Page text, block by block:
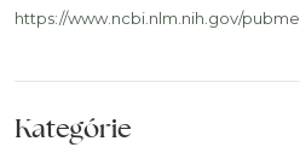
https://www.ncbi.nlm.nih.gov/
Kategórie